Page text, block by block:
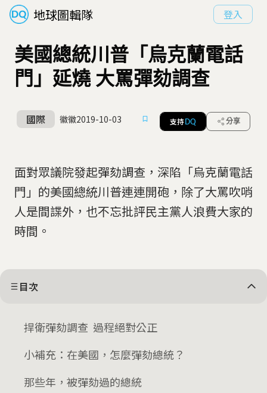
地球圖輯隊 登入
美國總統川普「烏克蘭電話
門」延燒 大罵彈劾調查
國際 徽徽2019-10-03 支持 DQ 分享
面對眾議院發起彈劾調查，深陷「烏克蘭電話
門」的美國總統川普連連開砲，除了大罵吹哨
人是間諜外，也不忘批評民主黨人浪費大家的
時間。
目次
捍衛彈劾調查 過程絕對公正
小補充：在美國，怎麼彈劾總統？
那些年，被彈劾過的總統